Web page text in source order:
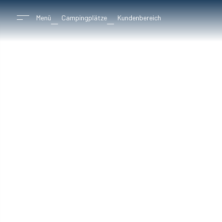
Menü Campingplätze Kundenbereich